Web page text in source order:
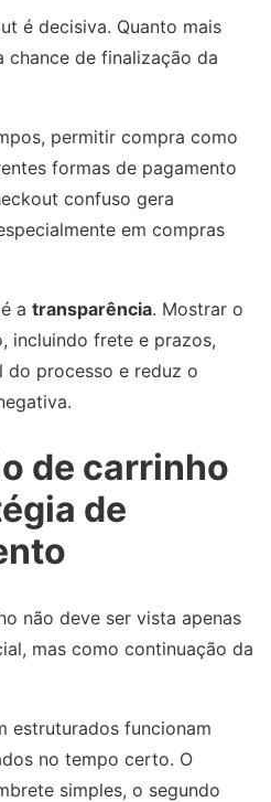
é decisiva. Quanto mais
chance de finalização da
permitir compra como
formas de pagamento
confuso gera
em compras
a transparência. Mostrar o
incluindo frete e prazos,
processo e reduz o
de carrinho
de
não deve ser vista apenas
mas como continuação da
estruturados funcionam
no tempo certo. O
simples, o segundo